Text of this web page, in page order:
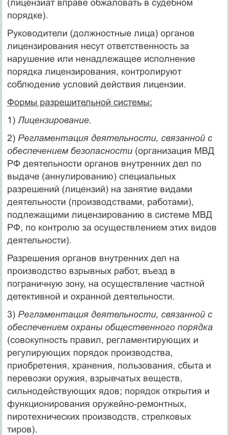
(лицензиат вправе обжаловать в судебном
порядке).
Руководители (должностные лица) органов
лицензирования несут ответственность за
нарушение или ненадлежащее исполнение
порядка лицензирования, контролируют
соблюдение условий действия лицензии.
Формы разрешительной системы:
1) Лицензирование.
2) Регламентация деятельности, связанной с
обеспечением безопасности(организация МВД
РФ деятельности органов внутренних дел по
выдаче (аннулированию) специальных
разрешений (лицензий) на занятие видами
деятельности (производствами, работами),
подлежащими лицензированию в системе МВД
РФ, по контролю за осуществлением этих видов
деятельности).
Разрешения органов внутренних дел на
производство взрывных работ, въезд в
пограничную зону, на осуществление частной
детективной и охранной деятельности.
3) Регламентация деятельности, связанной с
обеспечением охраны общественного порядка
(совокупность правил, регламентирующих и
регулирующих порядок производства,
приобретения, хранения, пользования, сбыта и
перевозки оружия, взрывчатых веществ,
сильнодействующих ядов; порядок открытия и
функционирования оружейно-ремонтных,
пиротехнических производств, стрелковых
тиров).